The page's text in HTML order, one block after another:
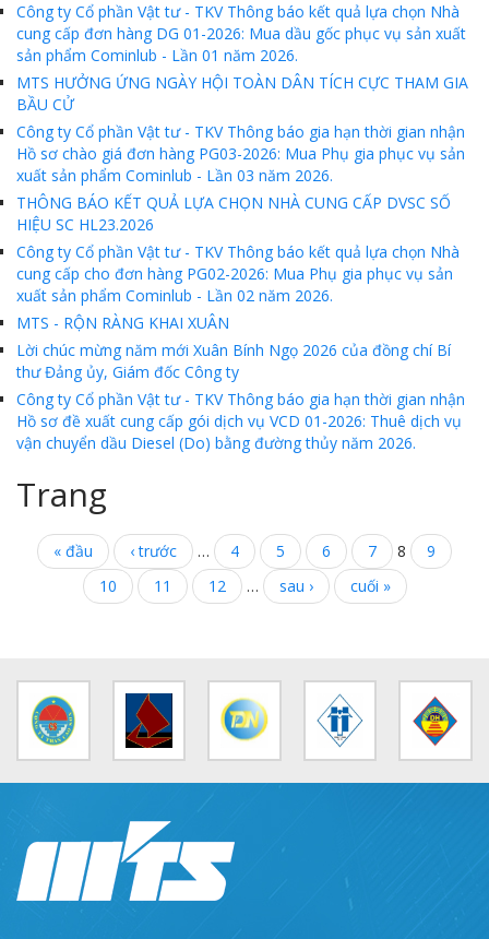
Công ty Cổ phần Vật tư - TKV Thông báo kết quả lựa chọn Nhà
cung cấp đơn hàng DG 01-2026: Mua dầu gốc phục vụ sản xuất
sản phẩm Cominlub - Lần 01 năm 2026.
MTS HƯỞNG ỨNG NGÀY HỘI TOÀN DÂN TÍCH CỰC THAM GIA
BẦU CỬ
Công ty Cổ phần Vật tư - TKV Thông báo gia hạn thời gian nhận
Hồ sơ chào giá đơn hàng PG03-2026: Mua Phụ gia phục vụ sản
xuất sản phẩm Cominlub - Lần 03 năm 2026.
THÔNG BÁO KẾT QUẢ LỰA CHỌN NHÀ CUNG CẤP DVSC SỐ
HIỆU SC HL23.2026
Công ty Cổ phần Vật tư - TKV Thông báo kết quả lựa chọn Nhà
cung cấp cho đơn hàng PG02-2026: Mua Phụ gia phục vụ sản
xuất sản phẩm Cominlub - Lần 02 năm 2026.
MTS - RỘN RÀNG KHAI XUÂN
Lời chúc mừng năm mới Xuân Bính Ngọ 2026 của đồng chí Bí
thư Đảng ủy, Giám đốc Công ty
Công ty Cổ phần Vật tư - TKV Thông báo gia hạn thời gian nhận
Hồ sơ đề xuất cung cấp gói dịch vụ VCD 01-2026: Thuê dịch vụ
vận chuyển dầu Diesel (Do) bằng đường thủy năm 2026.
Trang
« đầu ‹ trước … 4 5 6 7 8
9
10
11 12 … sau › cuối »